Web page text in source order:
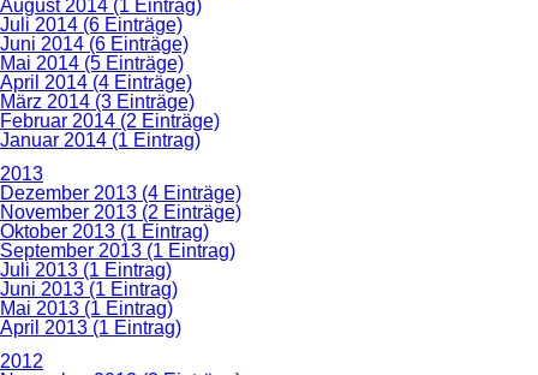
August 2014 (1 Eintrag)
Juli 2014 (6 Einträge)
Juni 2014 (6 Einträge)
Mai 2014 (5 Einträge)
April 2014 (4 Einträge)
März 2014 (3 Einträge)
Februar 2014 (2 Einträge)
Januar 2014 (1 Eintrag)
2013
Dezember 2013 (4 Einträge)
November 2013 (2 Einträge)
Oktober 2013 (1 Eintrag)
September 2013 (1 Eintrag)
Juli 2013 (1 Eintrag)
Juni 2013 (1 Eintrag)
Mai 2013 (1 Eintrag)
April 2013 (1 Eintrag)
2012